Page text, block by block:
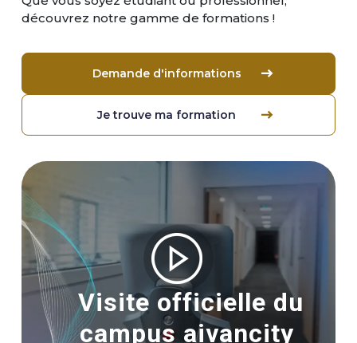
découvrez notre gamme de formations !
Demande d'informations
Je trouve ma formation
Image
Visite officielle du
campus aivancity